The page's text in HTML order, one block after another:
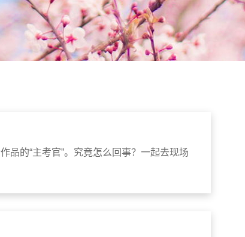
品的“主考官”。究竟怎么回事？一起去现场